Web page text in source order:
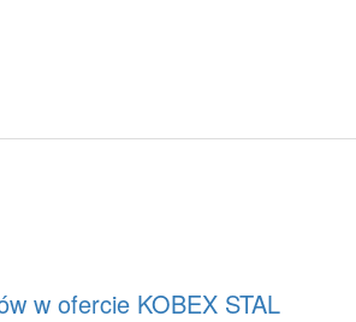
w ofercie KOBEX STAL